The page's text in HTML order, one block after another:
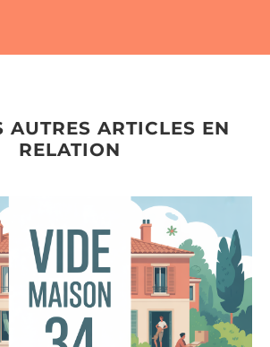
AUTRES ARTICLES EN
RELATION